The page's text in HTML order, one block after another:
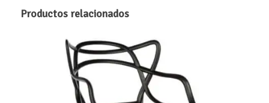
Productos relacionados